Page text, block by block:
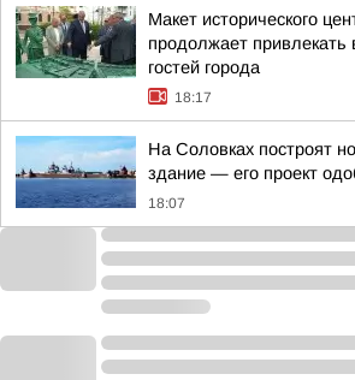
Макет исторического
продолжает
гостей города
18:17
На Соловках построят
здание — его проект
18:07